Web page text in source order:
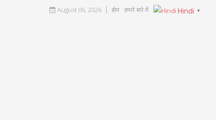
August 06, 2026 होम हमारे बारे में Hindi ▼